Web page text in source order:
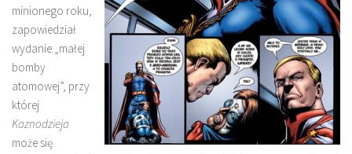
minionego roku,
zapowiedział
wydanie „małej
bomby
atomowej”, przy
której
Kaznodzieja
może się